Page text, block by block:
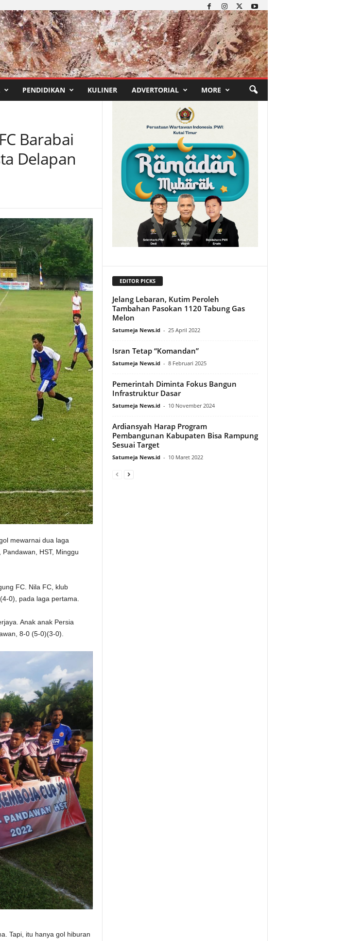
PENDIDIKAN KULINER ADVERTORIAL MORE
Barabai
Delapan
mewarnai dua laga
HST, Minggu
FC. Nila FC, klub
0), pada laga pertama.
Anak anak Persia
8-0 (5-0)(3-0).
Tapi, itu hanya gol hiburan
EDITOR PICKS
Jelang Lebaran, Kutim Peroleh
Tambahan Pasokan 1120 Tabung Gas
Melon
Satumeja News.id - 25 April 2022
Isran Tetap “Komandan”
Satumeja News.id - 8 Februari 2025
Pemerintah Diminta Fokus Bangun
Infrastruktur Dasar
Satumeja News.id - 10 November 2024
Ardiansyah Harap Program
Pembangunan Kabupaten Bisa Rampung
Sesuai Target
Satumeja News.id - 10 Maret 2022